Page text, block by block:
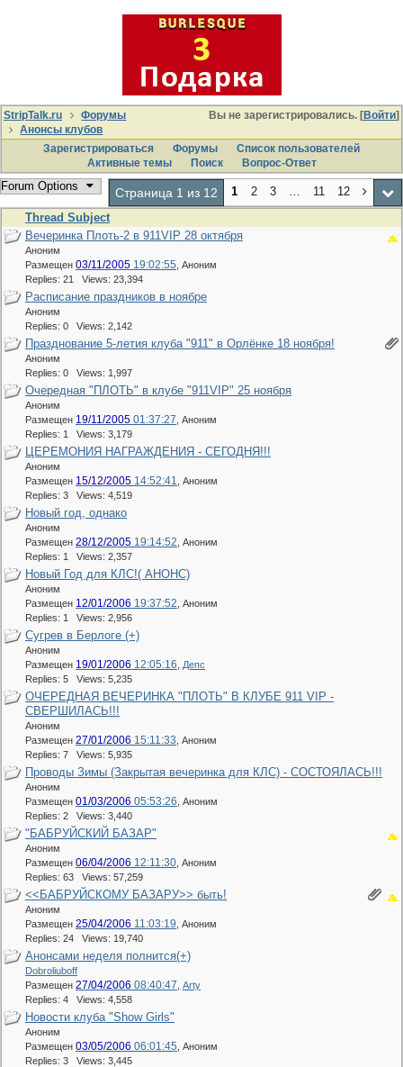
Вы не зарегистрировались. [Войти]
StripTalk.ru
Форумы
Анонсы клубов
Зарегистрироваться
Форумы
Список пользователей
Активные темы
Поиcк Вопрос-Ответ
Forum Options Страница 1 из 12 1 2 3 … 11
12
Thread Subject
Вечеринка Плоть-2 в 911VIP 28 октября
Аноним
Размещен 03/11/2005 19:02:55 Аноним
Replies: 21 Views: 23,394
Расписание праздников в ноябре
Аноним
Replies: 0 Views: 2,142
Празднование 5-летия клуба "911" в Орлёнке 18 ноября!
Аноним
Replies: 0 Views: 1,997
Очередная "ПЛОТЬ" в клубе "911VIP" 25 ноября
Аноним
Размещен 19/11/2005 01:37:27 Аноним
Replies: 1 Views: 3,179
ЦЕРЕМОНИЯ НАГРАЖДЕНИЯ - СЕГОДНЯ!!!
Аноним
Размещен 15/12/2005 14:52:41 Аноним
Replies: 3 Views: 4,519
Новый год, однако
Аноним
Размещен 28/12/2005 19:14:52 Аноним
Replies: 1 Views: 2,357
Новый Год для КЛС!( АНОНС)
Аноним
Размещен 12/01/2006 19:37:52 Аноним
Replies: 1 Views: 2,956
Сугрев в Берлоге (+)
Аноним
Размещен 19/01/2006 12:05:16
Депс
Replies: 5 Views: 5,235
ОЧЕРЕДНАЯ ВЕЧЕРИНКА "ПЛОТЬ" В КЛУБЕ 911 VIP -
СВЕРШИЛАСЬ!!!
Аноним
Размещен 27/01/2006 15:11:33 Аноним
Replies: 7 Views: 5,935
Проводы Зимы (Закрытая вечеринка для КЛС) - СОСТОЯЛАСЬ!!!
Аноним
Размещен 01/03/2006 05:53:26 Аноним
Replies: 2 Views: 3,440
"БАБРУЙСКИЙ БАЗАР"
Аноним
Размещен 06/04/2006 12:11:30 Аноним
Replies: 63 Views: 57,259
<<БАБРУЙСКОМУ БАЗАРУ>> быть!
Аноним
Размещен 25/04/2006 11:03:19 Аноним
Replies: 24 Views: 19,740
Анонсами неделя полнится(+)
Dobroliuboff
Размещен 27/04/2006 08:40:47 Arty
Replies: 4 Views: 4,558
Новости клуба "Show Girls"
Аноним
Размещен 03/05/2006 06:01:45 Аноним
Replies: 3 Views: 3,445